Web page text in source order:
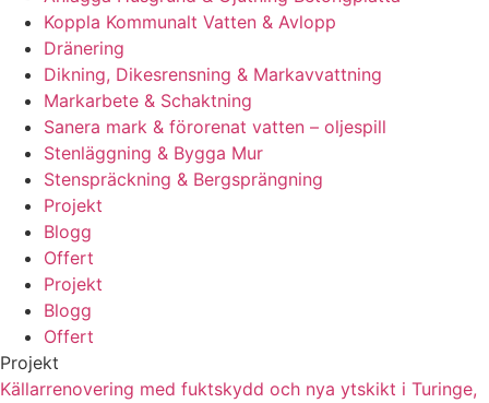
Koppla Kommunalt Vatten & Avlopp
Dränering
Dikning, Dikesrensning & Markavvattning
Markarbete & Schaktning
Sanera mark & förorenat vatten – oljespill
Stenläggning & Bygga Mur
Stenspräckning & Bergsprängning
Projekt
Blogg
Offert
Projekt
Blogg
Offert
Projekt
Källarrenovering med fuktskydd och nya ytskikt i Turinge,